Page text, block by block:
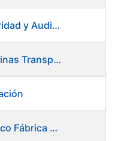
OE 51/24 - Técnico de Seguridad y Auditoría Informática
OE 18/25 - Conductor Máquinas Transportadoras Elevadoras. Fábrica Papel
OE 05/25 - Oficial 2ª Mecánico Fábrica Papel